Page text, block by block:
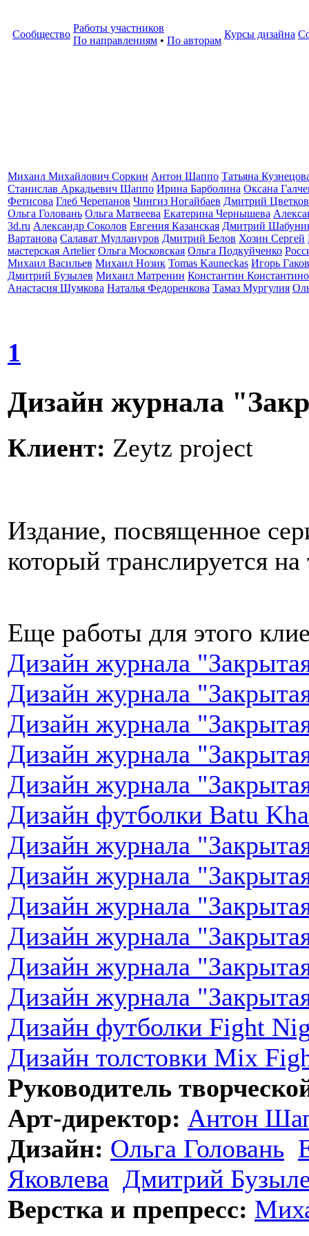
Сообщество
Работы участников
По направлениям • По авторам
Курсы дизайна
Михаил Михайлович Соркин Антон Шаппо Татьяна
Станислав Аркадьевич Шаппо Ирина Барболина Оксана
Фетисова Глеб Черепанов Чингиз Ногайбаев Дмитрий Цветков
Ольга Головань Ольга Матвеева Екатерина Чернышева
3d.ru Александр Соколов Евгения Казанская Дмитрий
Вартанова Салават Муллануров Дмитрий Белов Хозин Сергей
мастерская Artelier Ольга Московская Ольга Подкуйченко
Михаил Васильев Михаил Нозик Tomas Kauneckas Игорь Гаков
Дмитрий Бузылев Михаил Матренин Константин
Анастасия Шумкова Наталья Федоренкова Тамаз Мургулия
1
Дизайн журнала
Клиент: Zeytz project
Издание, посвященное
который транслируется
Еще работы для этого
Дизайн журнала
Дизайн журнала
Дизайн журнала
Дизайн журнала
Дизайн журнала
Дизайн футболки Batu
Дизайн журнала
Дизайн журнала
Дизайн журнала
Дизайн журнала
Дизайн журнала
Дизайн журнала
Дизайн футболки Fight
Дизайн толстовки Mix
Руководитель
Арт-директор: Антон
Дизайн: Ольга Головань
Яковлева Дмитрий
Верстка и препресс: